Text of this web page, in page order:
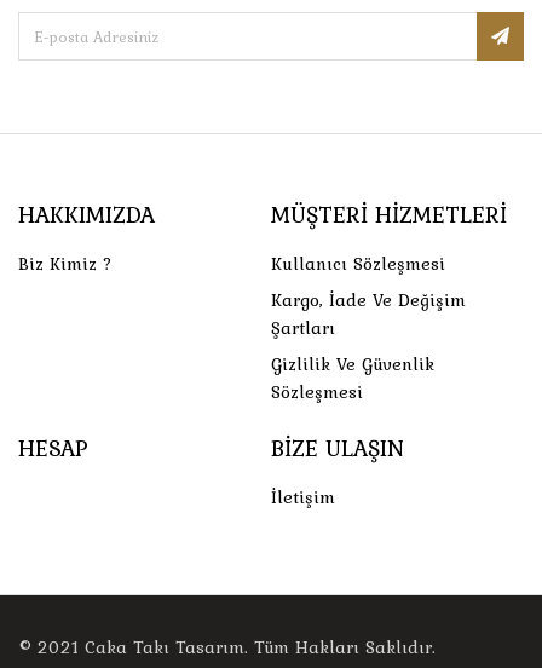
HAKKIMIZDA
Biz Kimiz ?
MÜŞTERI HIZMETLERI
Kullanıcı Sözleşmesi
Kargo, İade Ve Değişim
Şartları
Gizlilik Ve Güvenlik
Sözleşmesi
HESAP BIZE ULAŞIN
İletişim
© 2021 Caka Takı Tasarım. Tüm Hakları Saklıdır.